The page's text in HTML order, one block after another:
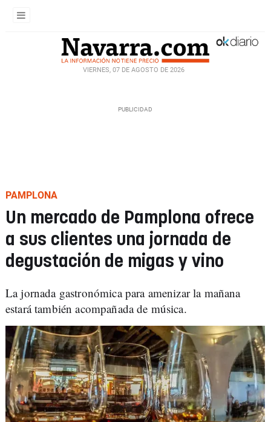
VIERNES, 07 DE AGOSTO DE 2026
PAMPLONA
Un mercado de Pamplona ofrece
a sus clientes una jornada de
degustación de migas y vino
La jornada gastronómica para amenizar la mañana
estará también acompañada de música.